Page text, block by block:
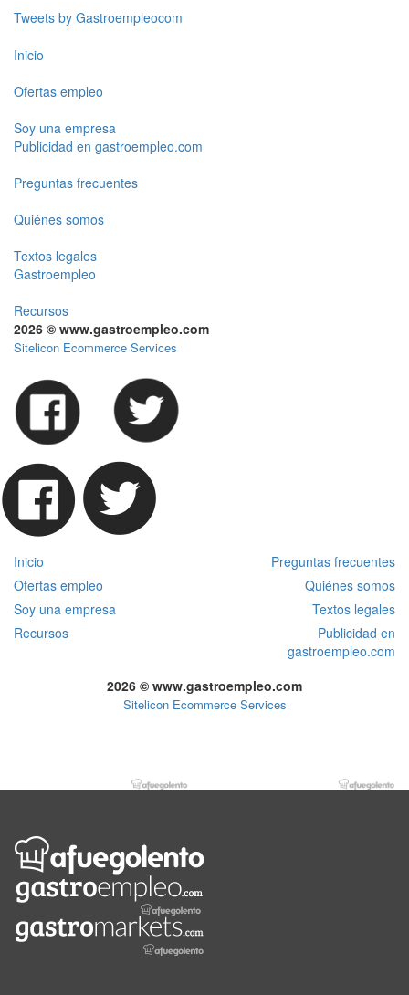
Tweets by Gastroempleocom
Inicio
Ofertas empleo
Soy una empresa
Publicidad en gastroempleo.com
Preguntas frecuentes
Quiénes somos
Textos legales
Gastroempleo
Recursos
2026 © www.gastroempleo.com
Sitelicon Ecommerce Services
Inicio
Preguntas frecuentes
Ofertas empleo
Quiénes somos
Soy una empresa
Textos legales
Recursos
Publicidad en
gastroempleo.com
2026 © www.gastroempleo.com
Sitelicon Ecommerce Services